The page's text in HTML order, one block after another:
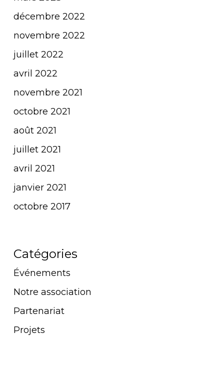
décembre 2022
novembre 2022
juillet 2022
avril 2022
novembre 2021
octobre 2021
août 2021
juillet 2021
avril 2021
janvier 2021
octobre 2017
Catégories
Événements
Notre association
Partenariat
Projets